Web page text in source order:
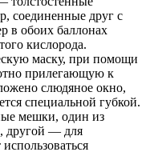
соединенные друг с
в обоих баллонах
кислорода.
маску, при помощи
прилегающую к
слюдяное окно,
специальной губкой.
мешки, один из
другой — для